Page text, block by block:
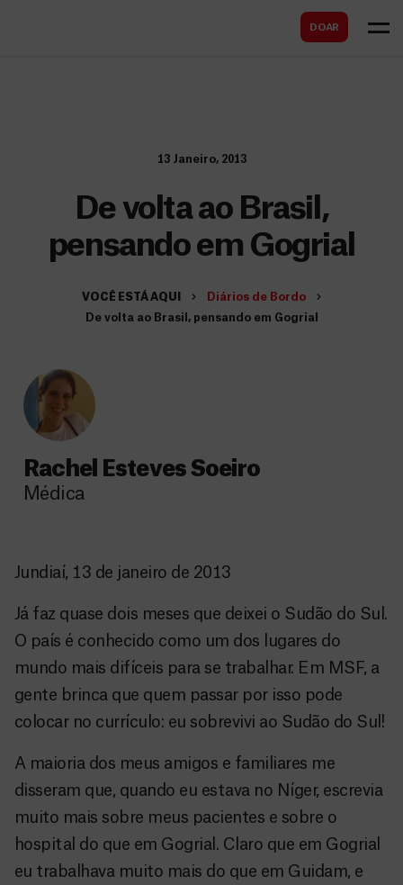
DOAR
13 Janeiro, 2013
De volta ao Brasil,
pensando em Gogrial
VOCÊ ESTÁ AQUI
Diários de Bordo
De volta ao Brasil, pensando em Gogrial
Rachel Esteves Soeiro
Médica
Jundiaí, 13 de janeiro de 2013
Já faz quase dois meses que deixei o Sudão do Sul.
O país é conhecido como um dos lugares do
mundo mais difíceis para se trabalhar. Em MSF, a
gente brinca que quem passar por isso pode
colocar no currículo: eu sobrevivi ao Sudão do Sul!
A maioria dos meus amigos e familiares me
disseram que, quando eu estava no Níger, escrevia
muito mais sobre meus pacientes e sobre o
hospital do que em Gogrial. Claro que em Gogrial
eu trabalhava muito mais do que em Guidam, e